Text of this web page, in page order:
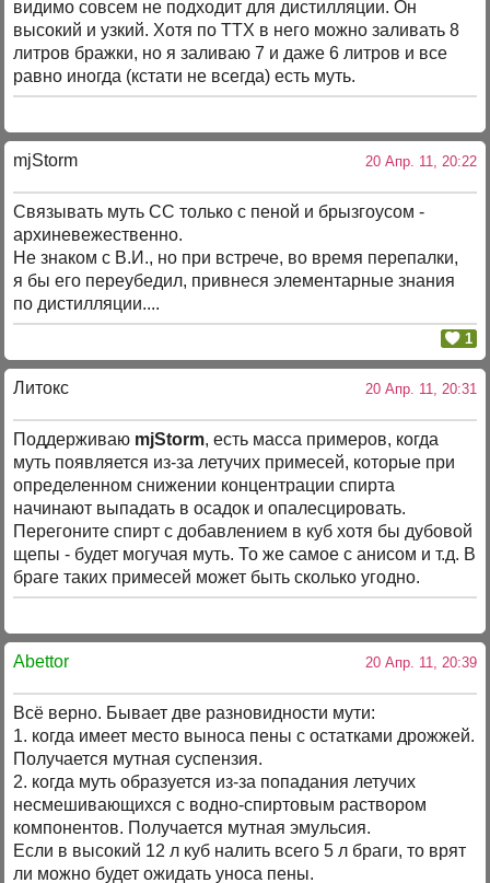
видимо совсем не подходит для дистилляции. Он
высокий и узкий. Хотя по ТТХ в него можно заливать 8
литров бражки, но я заливаю 7 и даже 6 литров и все
равно иногда (кстати не всегда) есть муть.
mjStоrm 20 Апр. 11, 20:22
Связывать муть СС только с пеной и брызгоусом -
архиневежественно.
Не знаком с В.И., но при встрече, во время перепалки,
я бы его переубедил, привнеся элементарные знания
по дистилляции....
1
Литокс 20 Апр. 11, 20:31
Поддерживаю mjStorm, есть масса примеров, когда
муть появляется из-за летучих примесей, которые при
определенном снижении концентрации спирта
начинают выпадать в осадок и опалесцировать.
Перегоните спирт с добавлением в куб хотя бы дубовой
щепы - будет могучая муть. То же самое с анисом и т.д. В
браге таких примесей может быть сколько угодно.
Abettor 20 Апр. 11, 20:39
Всё верно. Бывает две разновидности мути:
1. когда имеет место выноса пены с остатками дрожжей.
Получается мутная суспензия.
2. когда муть образуется из-за попадания летучих
несмешивающихся с водно-спиртовым раствором
компонентов. Получается мутная эмульсия.
Если в высокий 12 л куб налить всего 5 л браги, то врят
ли можно будет ожидать уноса пены.